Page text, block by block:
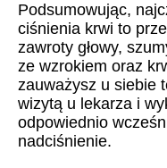
Podsumowując,
ciśnienia krwi to
zawroty głowy,
ze wzrokiem oraz
zauważysz u siebie
wizytą u lekarza i
odpowiednio
nadciśnienie.